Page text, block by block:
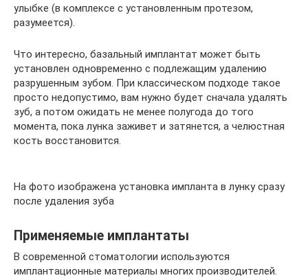
улыбке (в комплексе с установленным протезом,
разумеется).
Что интересно, базальный имплантат может быть
установлен одновременно с подлежащим удалению
разрушенным зубом. При классическом подходе такое
просто недопустимо, вам нужно будет сначала удалять
зуб, а потом ожидать не менее полугода до того
момента, пока лунка заживет и затянется, а челюстная
кость восстановится.
На фото изображена установка импланта в лунку сразу
после удаления зуба
Применяемые имплантаты
В современной стоматологии используются
имплантационные материалы многих производителей.